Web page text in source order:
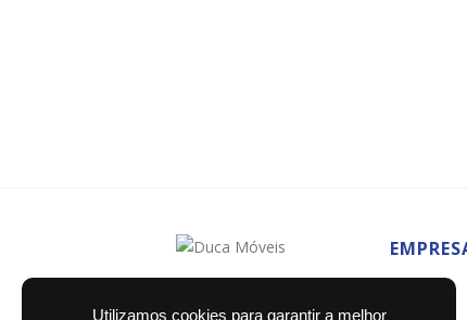
Utilizamos cookies para garantir a melhor